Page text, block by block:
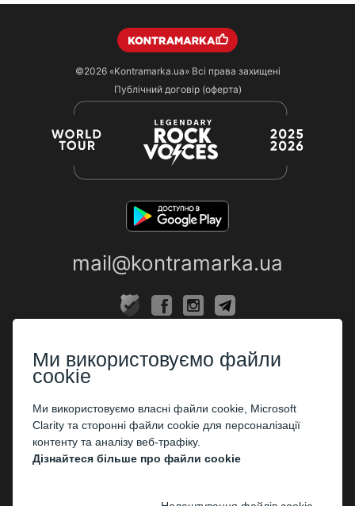
©2026 «Kontramarka.ua»Всі права захищені
Публічний договір (оферта)
mail@kontramarka.ua
Каси
ПАРТНЕРАМ
Організаторам
Корпоративним клієнтам
Ми використовуємо файли
cookie
Ми використовуємо власні файли cookie, Microsoft
Clarity та сторонні файли cookie для персоналізації
контенту та аналізу веб-трафіку.
Дізнайтеся більше про файли cookie